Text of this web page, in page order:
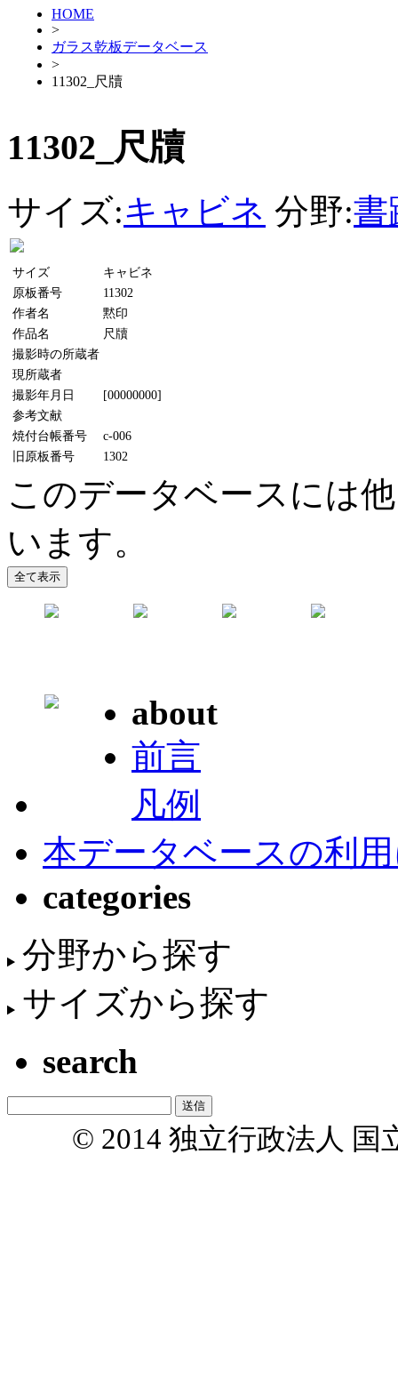
HOME
>
ガラス乾板データベース
>
11302_尺牘
11302_尺牘
サイズ:キャビネ 分野:書
サイズ
キャビネ
原板番号
11302
作者名
黙印
作品名
尺牘
撮影時の所蔵者
現所蔵者
撮影年月日
[00000000]
参考文献
焼付台帳番号
c-006
旧原板番号
1302
このデータベースには
います。
about
前言
凡例
本データベースの利
categories
分野から探す
サイズから探す
search
© 2014 独立行政法人 国